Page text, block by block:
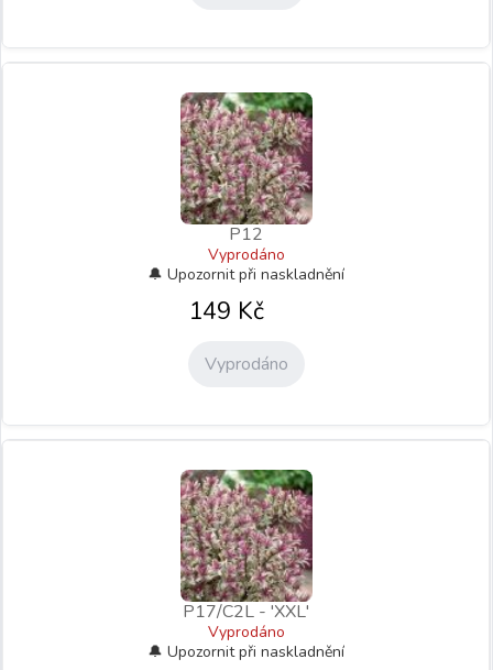
P12
Vyprodáno
149 Kč
Vyprodáno
P17/C2L - 'XXL'
Vyprodáno